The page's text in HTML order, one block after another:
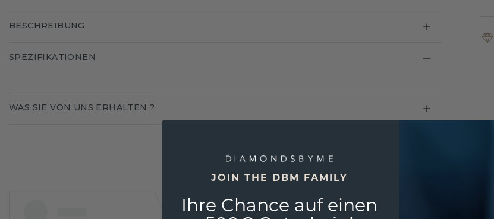
BESCHREIBUNG
SPEZIFIKATIONEN
WAS SIE VON UNS ERHALTEN ?
JOIN THE DBM FAMILY
Ihre Chance auf einen